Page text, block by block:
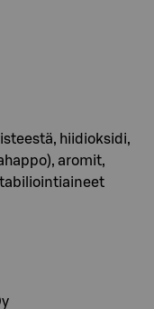
hiidioksidi,
aromit,